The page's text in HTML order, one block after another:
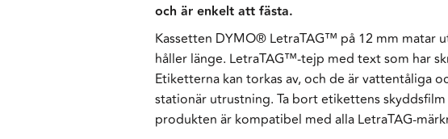
och är enkelt att fästa.
Kassetten DYMO® LetraTAG™ på 12 mm
håller länge. LetraTAG™-tejp med text som har
Etiketterna kan torkas av, och de är vattentåliga
stationär utrustning. Ta bort etikettens
produkten är kompatibel med alla LetraTAG-